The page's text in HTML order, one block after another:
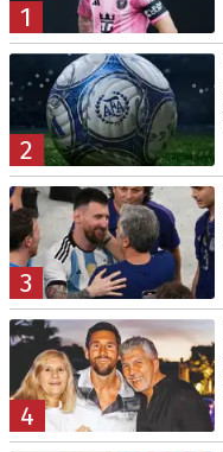
1
2
3
4